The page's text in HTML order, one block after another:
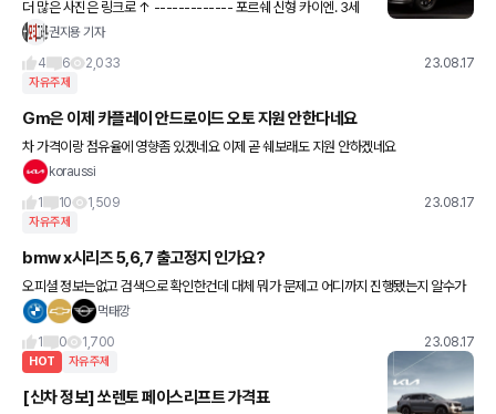
더 많은 사진은 링크로 ↑ ------------- 포르쉐 신형 카이엔. 3세
대 모델 부분변경 버전입니다. 외관은 라이트와 범퍼 디테일이 조금
권지용 기자
4
6 2,033 23.08.17
자유주제
Gm은 이제 카플레이 안드로이드 오토 지원 안한다네요
차 가격이랑 점유율에 영향좀 있겠네요 이제 곧 쉐보래도 지원 안하겠네요
koraussi
1
10 1,509 23.08.17
자유주제
bmw x시리즈 5,6,7 출고정지 인가요?
오피셜 정보는없고 검색으로 확인한건데 대체 뭐가 문제고 어디까지 진행됐는지 알수가
없네요ㅜ
먹태깡
1
0 1,700 23.08.17
HOT 자유주제
[신차 정보] 쏘렌토 페이스리프트 가격표